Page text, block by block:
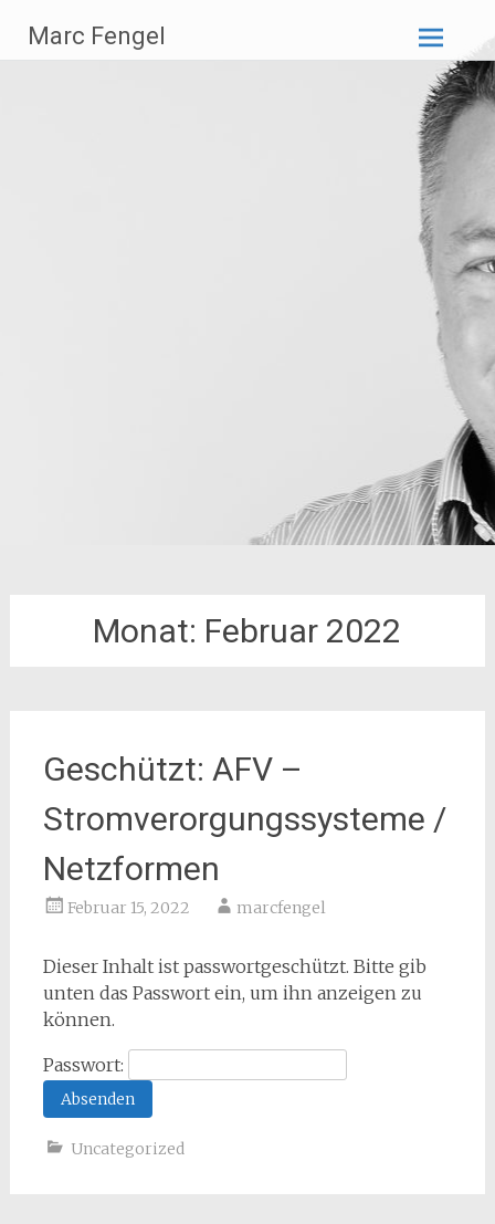
Inhalt
springen
Marc Fengel
Monat: Februar 2022
Geschützt: AFV –
Stromverorgungssysteme /
Netzformen
Februar 15, 2022 marcfengel
Dieser Inhalt ist passwortgeschützt. Bitte gib
unten das Passwort ein, um ihn anzeigen zu
können.
Passwort:
Uncategorized